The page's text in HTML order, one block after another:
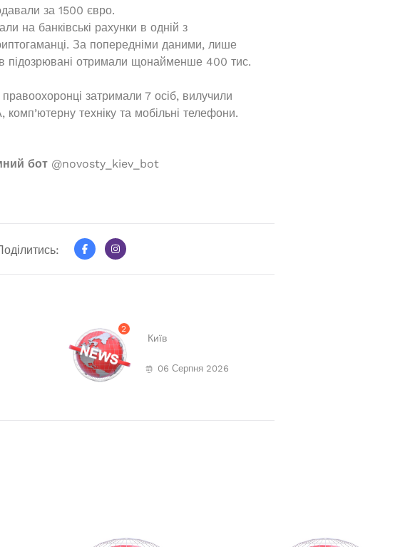
за 1500 євро.
на банківські рахунки в одній з
За попередніми даними, лише
підозрювані отримали щонайменше 400 тис.
правоохоронці затримали 7 осіб, вилучили
техніку та мобільні телефони.
бот @novosty_kiev_bot
2
Київ
06 Серпня 2026